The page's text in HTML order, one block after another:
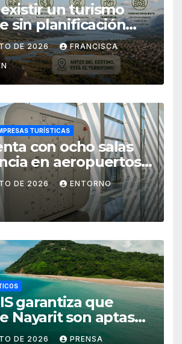
un turismo
sin planificación
DE 2026 FRANCISCA
TURÍSTICAS
con ocho salas
en aeropuertos
DE 2026 ENTORNO
garantiza que
Nayarit son aptas
recreativo
DE 2026 PRENSA